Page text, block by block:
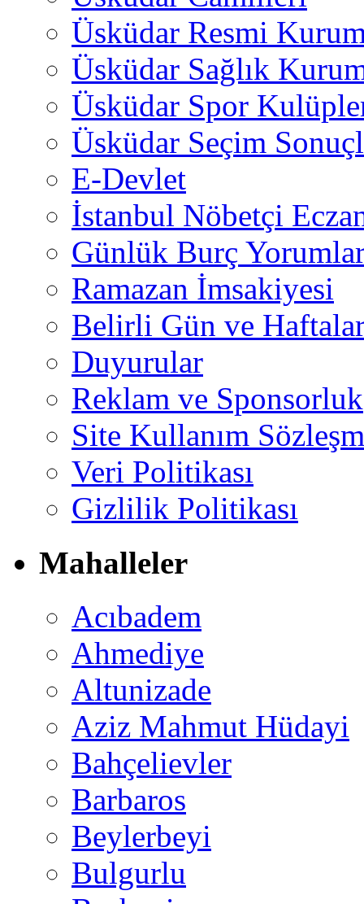
Üsküdar Resmi
Üsküdar Sağlık
Üsküdar Spor
Üsküdar Seçim
E-Devlet
İstanbul Nöbetçi
Günlük Burç
Ramazan İmsakiyesi
Belirli Gün ve
Duyurular
Reklam ve Sponsorluk
Site Kullanım
Veri Politikası
Gizlilik Politikası
Mahalleler
Acıbadem
Ahmediye
Altunizade
Aziz Mahmut Hüdayi
Bahçelievler
Barbaros
Beylerbeyi
Bulgurlu